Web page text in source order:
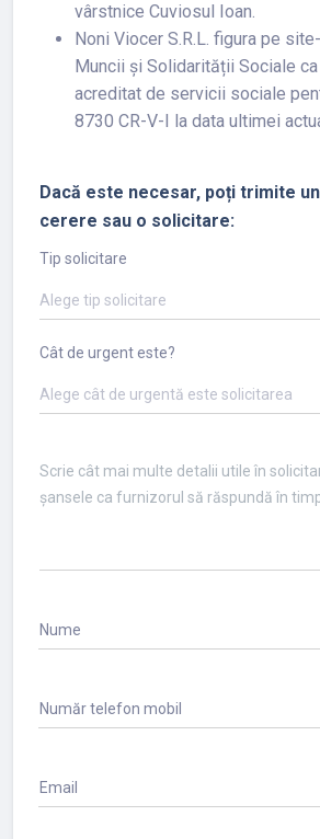
vârstnice Cuviosul Ioan.
Noni Viocer S.R.L. figura pe
Muncii și Solidarității Sociale
acreditat de servicii sociale
8730 CR-V-I la data ultimei
Dacă este necesar, poți trimite
cerere sau o solicitare:
Tip solicitare
Alege tip solicitare
Cât de urgent este?
Alege cât de urgentă este solicitarea
Nume
Număr telefon mobil
Email